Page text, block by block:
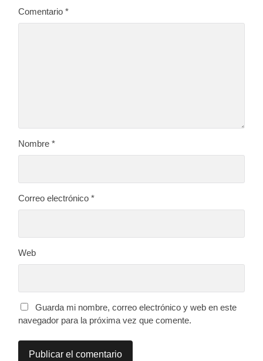
Comentario*
Nombre*
Correo electrónico*
Web
Guarda mi nombre, correo electrónico y web en este
navegador para la próxima vez que comente.